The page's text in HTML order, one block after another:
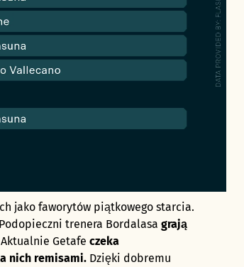
jako faworytów piątkowego starcia.
trenera Bordalasa grają
Getafe czeka
nich remisami. Dzięki dobremu